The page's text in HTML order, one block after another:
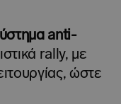
anti-
rally, με
ώστε